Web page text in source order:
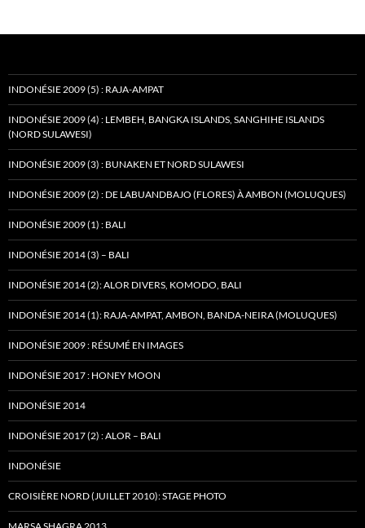
INDONÉSIE 2009 (5) : RAJA-AMPAT
INDONÉSIE 2009 (4) : LEMBEH, BANGKA ISLANDS, SANGHIHE ISLANDS
(NORD SULAWESI)
INDONÉSIE 2009 (3) : BUNAKEN ET NORD SULAWESI
INDONÉSIE 2009 (2) : DE LABUANDBAJO (FLORES) À AMBON (MOLUQUES)
INDONÉSIE 2009 (1) : BALI
INDONÉSIE 2014 (3) – BALI
INDONÉSIE 2014 (2): ALOR DIVERS, KOMODO, BALI
INDONÉSIE 2014 (1): RAJA-AMPAT, AMBON, BANDA-NEIRA (MOLUQUES)
INDONÉSIE 2009 : RÉSUMÉ EN IMAGES
INDONÉSIE 2017 : HONEY MOON
INDONÉSIE 2014
INDONÉSIE 2017 (2) : ALOR – BALI
INDONÉSIE
CROISIÈRE NORD (JUILLET 2010): STAGE PHOTO